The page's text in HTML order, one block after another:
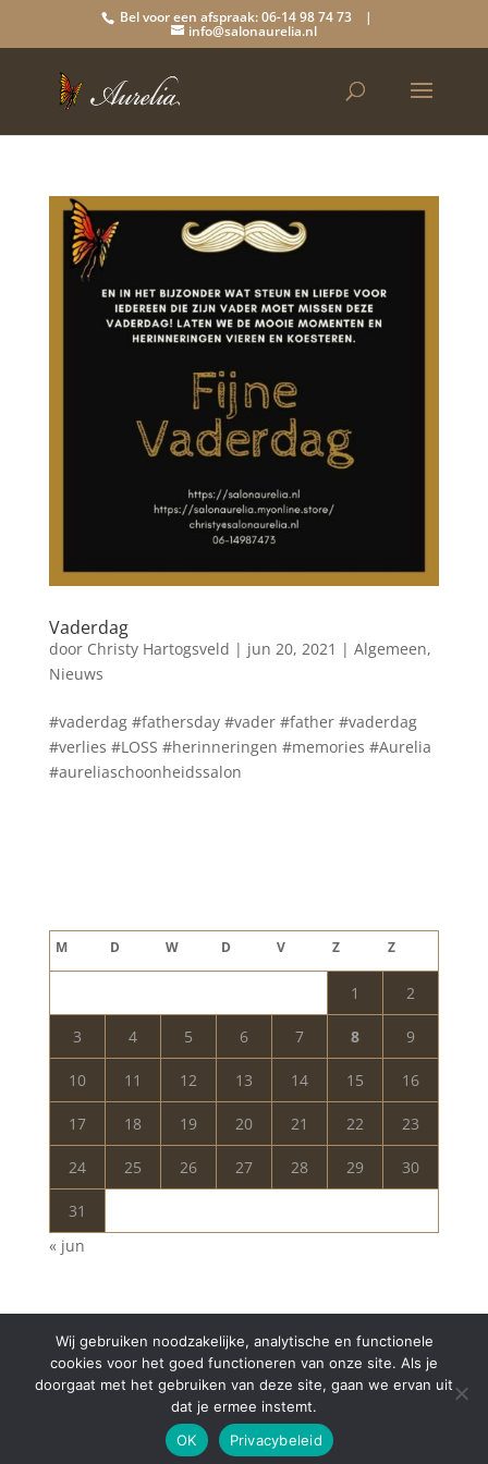
Bel voor een afspraak: 06-14 98 74 73 |
info@salonaurelia.nl
Vaderdag
door Christy Hartogsveld | jun 20, 2021 | Algemeen,
Nieuws
#vaderdag #fathersday #vader #father #vaderdag
#verlies #LOSS #herinneringen #memories #Aurelia
#aureliaschoonheidssalon
M D W D V Z Z
1 2
3 4 5 6 7 8 9
10 11 12 13 14 15 16
17 18 19 20 21 22 23
24 25 26 27 28 29 30
31
« jun
Copyright © 2024 Aurelia Schoonheidssalon | All
Rights Reserved | WebdesignAppdsgn
Wij gebruiken noodzakelijke, analytische en functionele
cookies voor het goed functioneren van onze site. Als je
doorgaat met het gebruiken van deze site, gaan we ervan uit
dat je ermee instemt.
OK
Privacybeleid